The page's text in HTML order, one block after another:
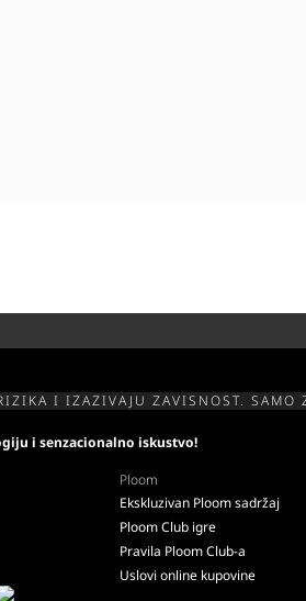
I IZAZIVAJU ZAVISNOST. SAMO
i senzacionalno iskustvo!
Ploom
Ekskluzivan Ploom sadržaj
Ploom Club igre
Pravila Ploom Club-a
Uslovi online kupovine